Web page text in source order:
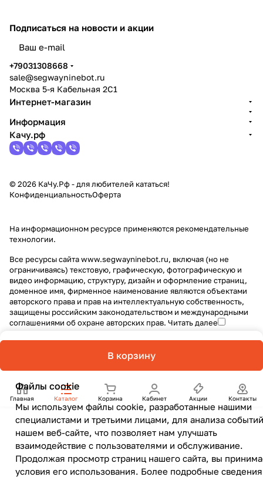
В корзину
Главная Каталог Корзина Кабинет Акции Контакты
Файлы cookie
Мы используем файлы cookie, разработанные нашими
специалистами и третьими лицами, для анализа
нашем веб-сайте, что позволяет нам улучшать
взаимодействие с пользователями и обслуживание.
Продолжая просмотр страниц нашего сайта, вы
условия его использования. Более подробные сведения
Подписаться на новости и акции
+79031308668
sale@segwayninebot.ru
Москва 5-я Кабельная 2С1
Интернет-магазин
Информация
Качу.рф
© 2026 КаЧу.Рф - для любителей кататься!
КонфиденциальностьОферта
На информационном ресурсе применяются рекомендательные
технологии.
Все ресурсы сайта www.segwayninebot.ru, включая (но не
ограничиваясь) текстовую, графическую, фотографическую и
видео информацию, структуру, дизайн и оформление страниц,
доменное имя, фирменное наименование являются объектами
авторского права и прав на интеллектуальную собственность,
защищены российским законодательством и международными
соглашениями об охране авторских прав. Читать далее